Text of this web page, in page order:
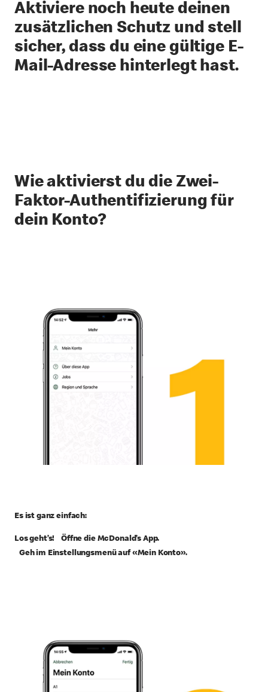
Aktiviere noch heute deinen
zusätzlichen Schutz und stell
sicher, dass du eine gültige E-
Mail-Adresse hinterlegt hast.
Wie aktivierst du die Zwei-
Faktor-Authentifizierung für
dein Konto?
Es ist ganz einfach:
Los geht’s! Öffne die McDonald’s App.
Geh im Einstellungsmenü auf «Mein Konto».